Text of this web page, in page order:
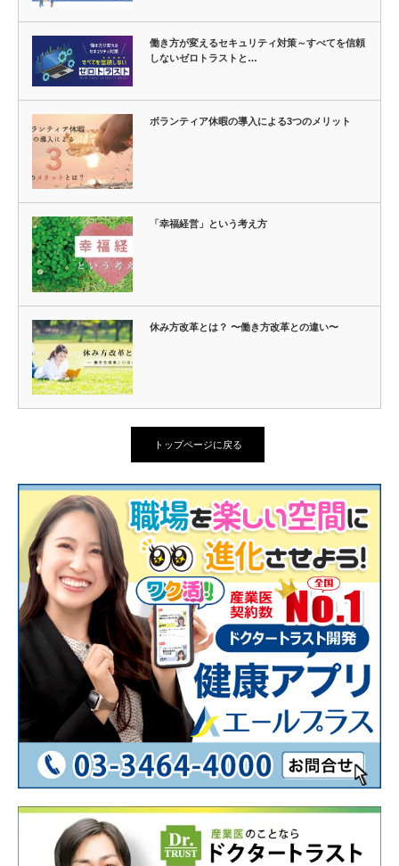
働き方が変えるセキュリティ対策～すべてを信頼
しないゼロトラストと…
ボランティア休暇の導入による3つのメリット
「幸福経営」という考え方
休み方改革とは？ 〜働き方改革との違い〜
トップページに戻る